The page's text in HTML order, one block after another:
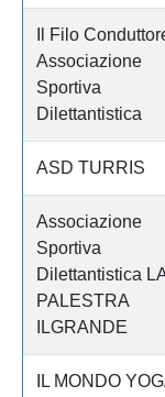
Il Filo
Associazione
Sportiva
Dilettantistica
ASD TURRIS
Associazione
Sportiva
Dilettantistica
PALESTRA
ILGRANDE
IL MONDO